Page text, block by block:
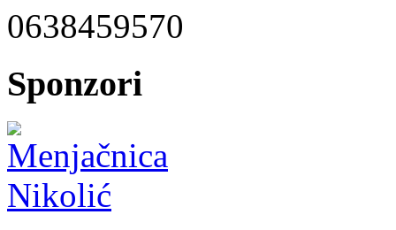
0638459570
Sponzori